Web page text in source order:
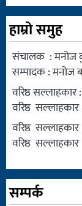
हाम्रो समुह
संचालक : मनोज
सम्पादक : मनोज
वरिष्ठ सल्लाहकार
वरिष्ठ
वरिष्ठ
वरिष्ठ
सम्पर्क